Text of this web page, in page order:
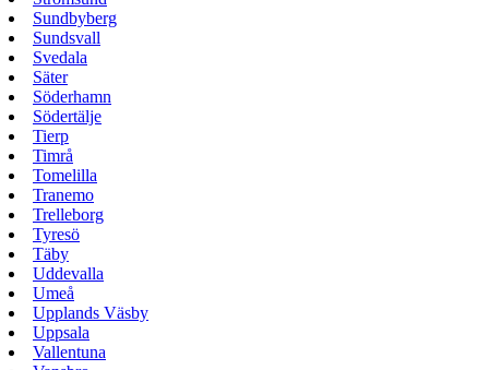
Sundbyberg
Sundsvall
Svedala
Säter
Söderhamn
Södertälje
Tierp
Timrå
Tomelilla
Tranemo
Trelleborg
Tyresö
Täby
Uddevalla
Umeå
Upplands Väsby
Uppsala
Vallentuna